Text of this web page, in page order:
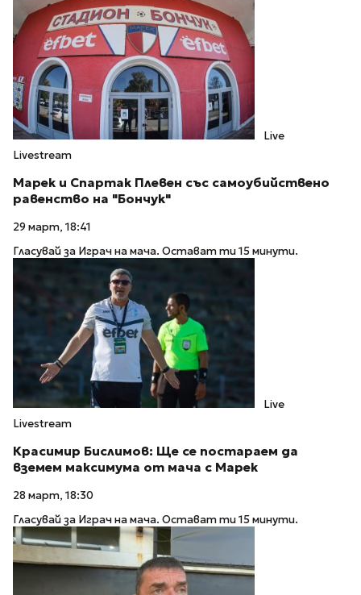
Live
Livestream
Марек и Спартак Плевен със самоубийствено
равенство на "Бончук"
29 март, 18:41
Гласувай за Играч на мача. Остават ти 15 минути.
Live
Livestream
Красимир Бислимов: Ще се постараем да
вземем максимума от мача с Марек
28 март, 18:30
Гласувай за Играч на мача. Остават ти 15 минути.